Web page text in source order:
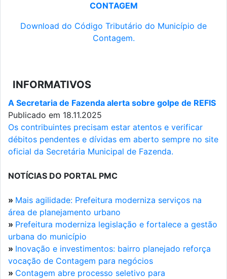
CONTAGEM
Download do Código Tributário do Município de
Contagem.
INFORMATIVOS
A Secretaria de Fazenda alerta sobre golpe de REFIS
Publicado em 18.11.2025
Os contribuintes precisam estar atentos e verificar
débitos pendentes e dívidas em aberto sempre no site
oficial da Secretária Municipal de Fazenda.
NOTÍCIAS DO PORTAL PMC
» Mais agilidade: Prefeitura moderniza serviços na
área de planejamento urbano
» Prefeitura moderniza legislação e fortalece a gestão
urbana do município
» Inovação e investimentos: bairro planejado reforça
vocação de Contagem para negócios
» Contagem abre processo seletivo para